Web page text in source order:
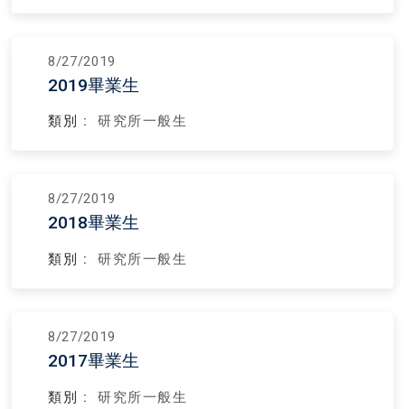
8/27/2019
2019畢業生
類別 : 研究所一般生
8/27/2019
2018畢業生
類別 : 研究所一般生
8/27/2019
2017畢業生
類別 : 研究所一般生